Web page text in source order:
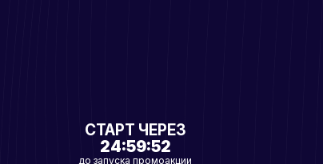
СТАРТ ЧЕРЕЗ
24:59:51
до запуска промоакции